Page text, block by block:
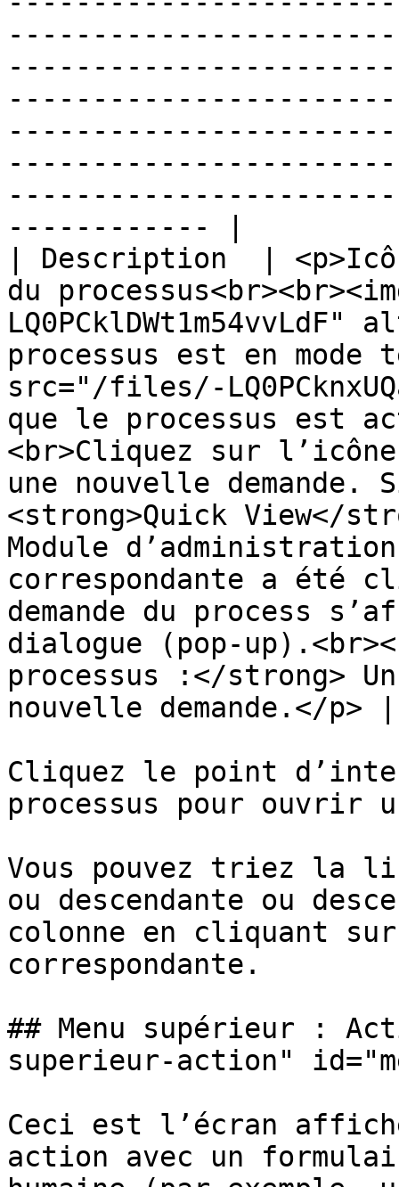
------------ |
| Description  |
du
processus est en mode
src="/files/-
que le processus est
<br>Cliquez sur
une nouvelle
<strong>Quick View</
Module
correspondante a été
demande du process
dialogue (pop-
processus :</strong>
nouvelle demande.</p> |
Cliquez le point
processus pour ouvrir
Vous pouvez triez la
ou descendante ou
colonne en cliquant
correspondante.
## Menu supérieur :
superieur-action"
Ceci est l’écran
action avec un